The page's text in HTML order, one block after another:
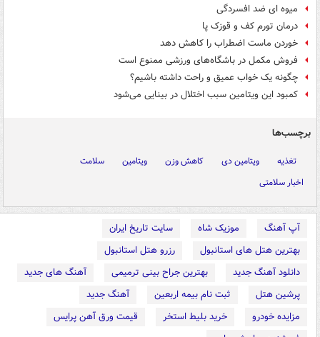
میوه ای ضد افسردگی
درمان تورم کف و قوزک پا
خوردن ماست اضطراب را کاهش دهد
فروش مکمل‌ در باشگاه‌های ورزشی ممنوع است
چگونه یک خواب عمیق و راحت داشته باشیم؟
کمبود این ویتامین سبب اختلال در بینایی می‌شود
برچسب‌ها
تغذیه ویتامین دی کاهش وزن ویتامین
سلامت
اخبار سلامتی
آپ آهنگ موزیک شاه
سایت تاریخ ایران
بهترین هتل های استانبول
رزرو هتل استانبول
دانلود آهنگ جدید
بهترین جراح بینی ترمیمی
آهنگ های جدید
پرشین هتل
ثبت نام بیمه اربعین
آهنگ جدید
مزایده خودرو
خرید بلیط استخر
قیمت ورق آهن پرایس